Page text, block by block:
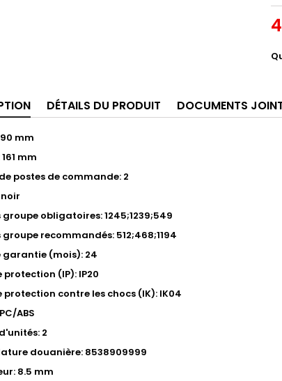
DÉTAILS DU PRODUIT DOCUMENTS
mm
mm
postes de commande: 2
obligatoires: 1245;1239;549
recommandés: 512;468;1194
garantie (mois): 24
protection (IP): IP20
protection contre les chocs (IK): IK04
ABS
2
douanière: 8538909999
8.5 mm